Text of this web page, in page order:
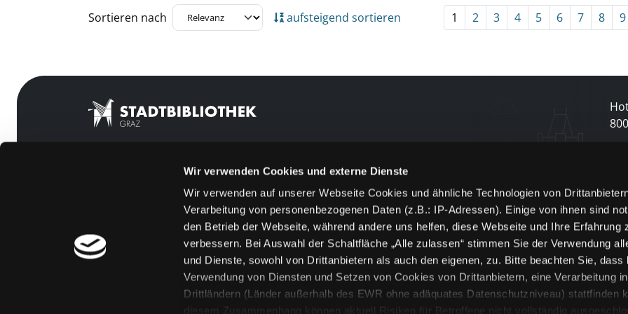
Wir verwenden Cookies und externe Dienste
Wir verwenden auf unserer Webseite Cookies und ähnliche Technologien von
Verarbeitung von personenbezogenen Daten (z.B.: IP-Adressen). Einige von ihnen sind
den Betrieb der Webseite, während andere uns helfen, diese Webseite und Ihre Erfahrung
verbessern. Bei Auswahl der Schaltfläche „Alle zulassen“ stimmen Sie der Verwendung
und Dienste, sowohl von Drittanbietern als auch den eigenen, zu. Bitte beachten Sie, dass
Verwendung von Diensten und Setzen von Cookies von Drittanbietern, eine Verarbeitung
Drittländern (Länder außerhalb des EWR ohne adäquates Datenschutzniveau) stattfinden
diesem Zusammenhang können aktuell Risiken für Betroffene nicht vollständig
Zu den Suchfiltern springen
Sortieren nach aufsteigend sortieren 1 2 3 4 5 6 7 8 9
800
[kju:b]
Feedback
Kontakt
Über uns
Jobs
Medienwunsch
FAQs